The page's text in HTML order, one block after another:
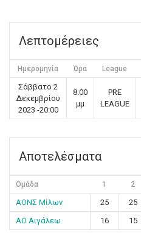
Λεπτομέρειες
Ημερομηνία Ώρα League
Σάββατο 2
Δεκεμβρίου
2023 -20:00
8:00
μμ
PRE
LEAGUE
Αποτελέσματα
Ομάδα 1 2
ΑΟΝΣ Μίλων 25 25
ΑΟ Αιγάλεω
16 15